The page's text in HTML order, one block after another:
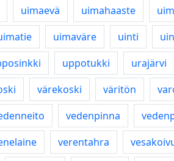
uimaevä uimahaaste
uimaväre uinti
uppotukki urajärvi
värekoski väritön
vedenpinna
verentahra